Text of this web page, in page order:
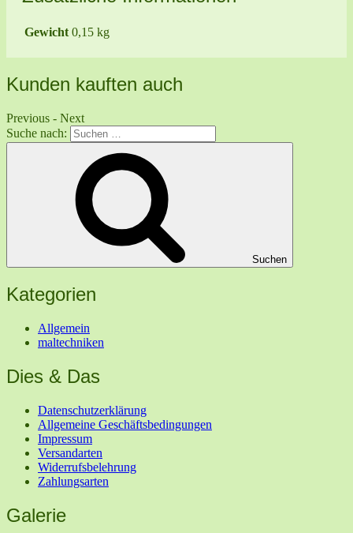
Gewicht 0,15 kg
Kunden kauften auch
Previous - Next
Suche nach:
Suchen
Kategorien
Allgemein
maltechniken
Dies & Das
Datenschutzerklärung
Allgemeine Geschäftsbedingungen
Impressum
Versandarten
Widerrufsbelehrung
Zahlungsarten
Galerie